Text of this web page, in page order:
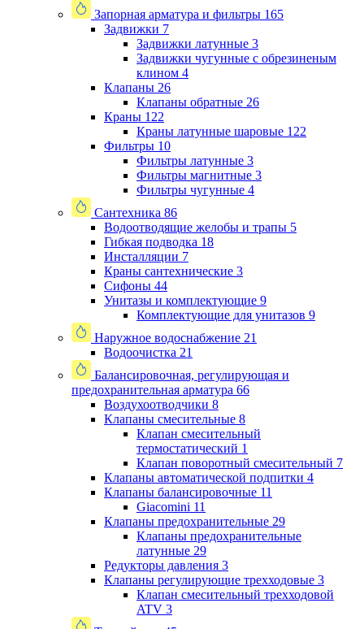
Запорная арматура и фильтры 165
Задвижки 7
Задвижки латунные 3
Задвижки чугунные с обрезиненым
клином 4
Клапаны 26
Клапаны обратные 26
Краны 122
Краны латунные шаровые 122
Фильтры 10
Фильтры латунные 3
Фильтры магнитные 3
Фильтры чугунные 4
Сантехника 86
Водоотводящие желобы и трапы 5
Гибкая подводка 18
Инсталляции 7
Краны сантехнические 3
Сифоны 44
Унитазы и комплектующие 9
Комплектующие для унитазов 9
Наружное водоснабжение 21
Водоочистка 21
Балансировочная, регулирующая и
предохранительная арматура 66
Воздухоотводчики 8
Клапаны cмесительные 8
Клапан cмесительный
термостатический 1
Клапан поворотный cмесительный 7
Клапаны автоматической подпитки 4
Клапаны балансировочные 11
Giacomini 11
Клапаны предохранительные 29
Клапаны предохранительные
латунные 29
Редукторы давления 3
Клапаны регулирующие трехходовые 3
Клапан смесительный трехходовой
ATV 3